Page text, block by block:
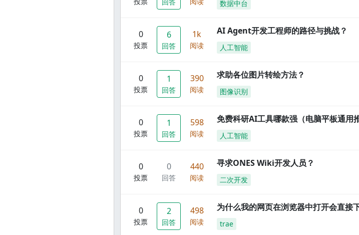
数据中台
0
投票
6
回答
1k
阅读
AI Agent开发工程师的路径与挑战？
人工智能
0
投票
1
回答
390
阅读
求助各位图片转绘方法？
图像识别
0
投票
1
回答
598
阅读
免费科研AI工具哪款强（电脑平板通用
人工智能
0
投票
0
回答
440
阅读
寻求ONES Wiki开发人员？
二次开发
0
投票
2
回答
498
阅读
为什么我的网页在浏览器中打开会直接
trae